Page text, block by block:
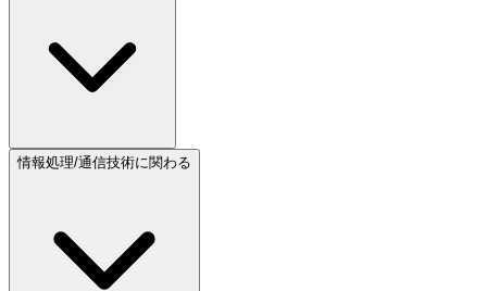
情報処理/通信技術に関わる